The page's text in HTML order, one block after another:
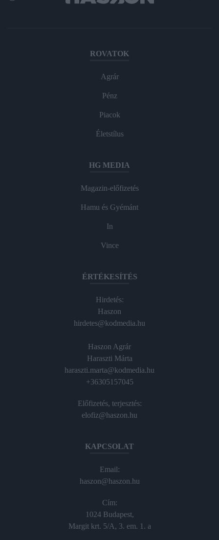
ROVATOK
Agrár
Pénz
Piacok
Életstílus
HG MEDIA
Magazin-előfizetés
Hamu és Gyémánt
In
Vince
ÉRTÉKESÍTÉS
Hirdetés:
Haszon
hirdetes@kodmedia.hu
Haszon Agrár
Haraszti Márta
haraszti.marta@kodmedia.hu
+36305157045
Előfizetés, terjesztés:
elofiz@haszon.hu
KAPCSOLAT
Email:
haszon@haszon.hu
Cím:
1024 Budapest,
Margit krt. 5/A, 3. em. 1. a